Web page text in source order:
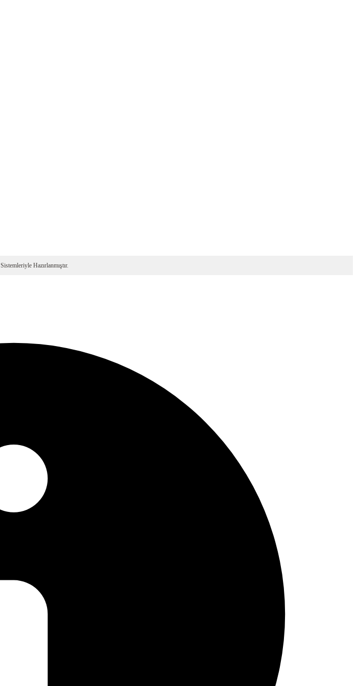
Sistemleriyle Hazırlanmıştır.